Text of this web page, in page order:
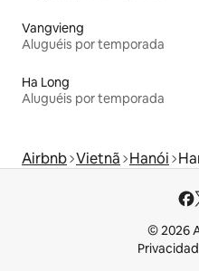
Vangvieng
Aluguéis por temporada
Ha Long
Aluguéis por temporada
Airbnb Vietnã Hanói
© 2026